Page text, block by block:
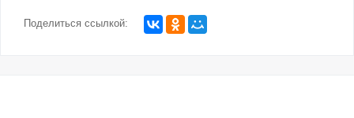
Поделиться ссылкой: